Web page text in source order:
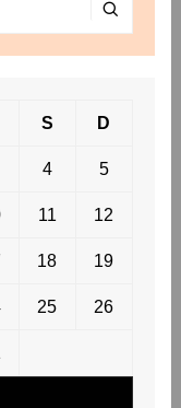
S D
4 5
11 12
18 19
25 26